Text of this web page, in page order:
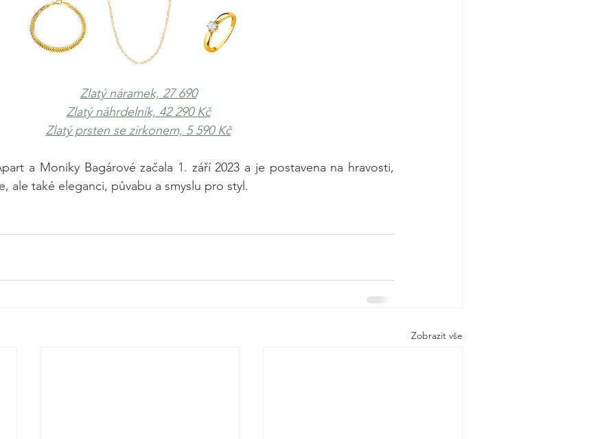
Zlatý náramek, 27 690
Zlatý náhrdelník, 42 290 Kč
Zlatý prsten se zirkonem, 5 590 Kč
a Moniky Bagárové začala 1. září 2023 a je postavena na hravosti,
ale také eleganci, půvabu a smyslu pro styl.
Zobrazit vše